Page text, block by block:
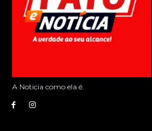
A Noticia como ela é.